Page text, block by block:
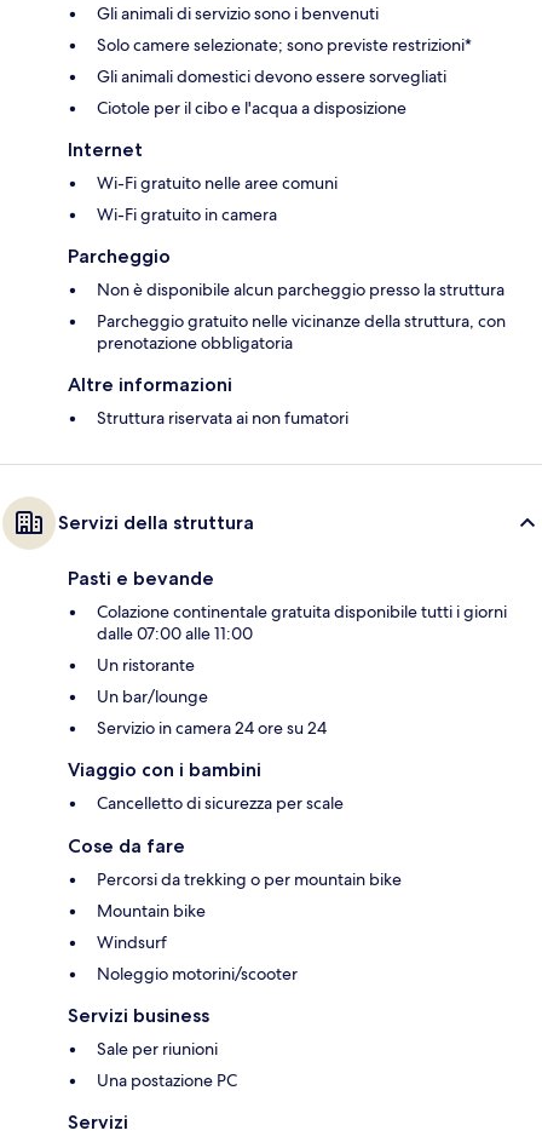
Gli animali di servizio sono i benvenuti
Solo camere selezionate; sono previste restrizioni*
Gli animali domestici devono essere sorvegliati
Ciotole per il cibo e l'acqua a disposizione
Internet
Wi-Fi gratuito nelle aree comuni
Wi-Fi gratuito in camera
Parcheggio
Non è disponibile alcun parcheggio presso la struttura
Parcheggio gratuito nelle vicinanze della struttura, con
prenotazione obbligatoria
Altre informazioni
Struttura riservata ai non fumatori
Servizi della struttura
Pasti e bevande
Colazione continentale gratuita disponibile tutti i giorni
dalle 07:00 alle 11:00
Un ristorante
Un bar/lounge
Servizio in camera 24 ore su 24
Viaggio con i bambini
Cancelletto di sicurezza per scale
Cose da fare
Percorsi da trekking o per mountain bike
Mountain bike
Windsurf
Noleggio motorini/scooter
Servizi business
Sale per riunioni
Una postazione PC
Servizi